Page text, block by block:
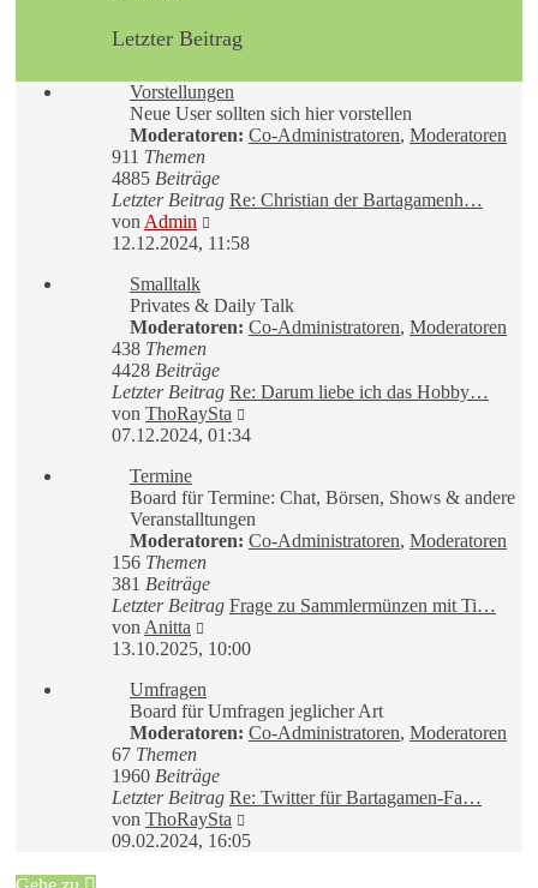
Letzter Beitrag
Vorstellungen
Neue User sollten sich hier vorstellen
Moderatoren: Co-Administratoren, Moderatoren
911 Themen
4885 Beiträge
Letzter Beitrag Re: Christian der Bartagamenh…
von Admin
Beitrag
12.12.2024, 11:58
Smalltalk
Privates & Daily Talk
Moderatoren: Co-Administratoren, Moderatoren
438 Themen
4428 Beiträge
Letzter Beitrag Re: Darum liebe ich das Hobby…
von ThoRaySta
Beitrag
07.12.2024, 01:34
Termine
Board für Termine: Chat, Börsen, Shows & andere
Veranstalltungen
Moderatoren: Co-Administratoren, Moderatoren
156 Themen
381 Beiträge
Letzter Beitrag Frage zu Sammlermünzen mit Ti…
von Anitta
Beitrag
13.10.2025, 10:00
Umfragen
Board für Umfragen jeglicher Art
Moderatoren: Co-Administratoren, Moderatoren
67 Themen
1960 Beiträge
Letzter Beitrag Re: Twitter für Bartagamen-Fa…
von ThoRaySta
Beitrag
09.02.2024, 16:05